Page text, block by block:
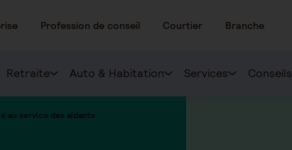
Profession de conseil Courtier Branche
Retraite Auto & Habitation Services Conseils
au service des aidants